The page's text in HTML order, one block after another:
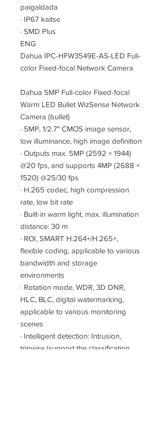
paigaldada
· IP67 kaitse
· SMD Plus
ENG
Dahua IPC-HFW3549E-AS-LED Full-
color Fixed-focal Network Camera
Dahua 5MP Full-color Fixed-focal
Warm LED Bullet WizSense Network
Camera (bullet)
· 5MP, 1/2.7" CMOS image sensor,
low illuminance, high image definition
· Outputs max. 5MP (2592 × 1944)
@20 fps, and supports 4MP (2688 ×
1520) @25/30 fps
· H.265 codec, high compression
rate, low bit rate
· Built-in warm light, max. illumination
distance: 30 m
· ROI, SMART H.264+/H.265+,
flexible coding, applicable to various
bandwidth and storage
environments
· Rotation mode, WDR, 3D DNR,
HLC, BLC, digital watermarking,
applicable to various monitoring
scenes
· Intelligent detection: Intrusion,
tripwire (support the classification